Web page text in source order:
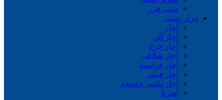
مینی فرز
ابزار دستی
آچار
آچار آلن
آچار چرخ
آچار شلاقی
آچار فرانسه
آچار فیلتر
آچار یکسر جغجغه
آهنربا